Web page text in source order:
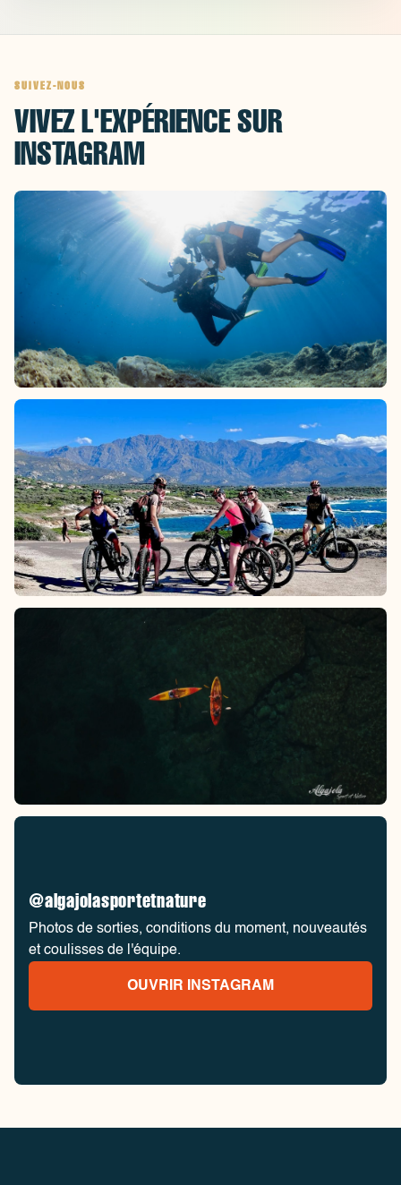
SUIVEZ-NOUS
VIVEZ L'EXPÉRIENCE SUR
INSTAGRAM
@algajolasportetnature
Photos de sorties, conditions du moment, nouveautés
et coulisses de l'équipe.
OUVRIR INSTAGRAM